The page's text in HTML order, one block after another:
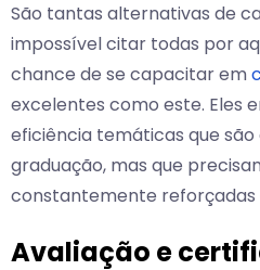
São tantas alternativas de
impossível citar todas por
chance de se capacitar em
excelentes como este. Eles
eficiência temáticas que
graduação, mas que
constantemente reforçadas
Avaliação e